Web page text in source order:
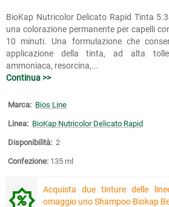
BioKap Nutricolor Delicato Rapid Tinta
una colorazione permanente per capelli
10 minuti. Una formulazione che
applicazione della tinta, ad alta
ammoniaca, resorcina,...
Continua >>
Marca: Bios Line
Linea: BioKap Nutricolor Delicato Rapid
Disponibilità: 2
Confezione: 135 ml
Acquista due tinture delle
omaggio uno Shampoo Biokap